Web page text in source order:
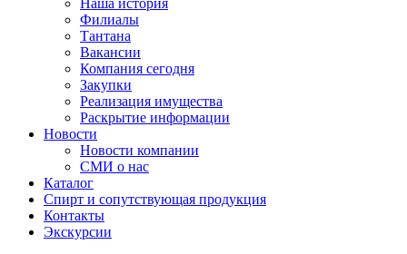
Наша история
Филиалы
Тантана
Вакансии
Компания сегодня
Закупки
Реализация имущества
Раскрытие информации
Новости
Новости компании
СМИ о нас
Каталог
Спирт и сопутствующая продукция
Контакты
Экскурсии